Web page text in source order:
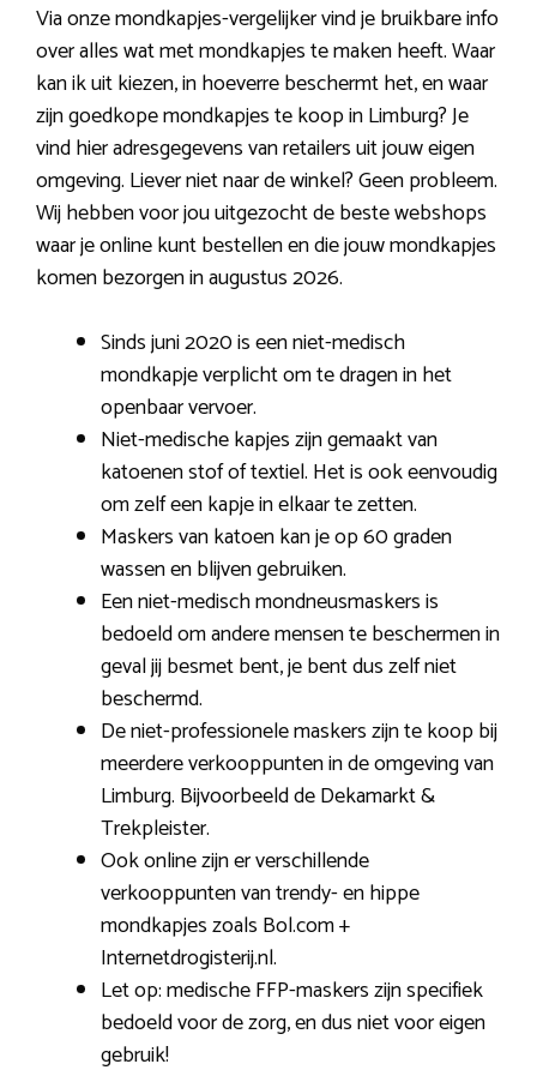
Via onze mondkapjes-vergelijker vind je bruikbare info
over alles wat met mondkapjes te maken heeft. Waar
kan ik uit kiezen, in hoeverre beschermt het, en waar
zijn goedkope mondkapjes te koop in Limburg? Je
vind hier adresgegevens van retailers uit jouw eigen
omgeving. Liever niet naar de winkel? Geen probleem.
Wij hebben voor jou uitgezocht de beste webshops
waar je online kunt bestellen en die jouw mondkapjes
komen bezorgen in augustus 2026.
Sinds juni 2020 is een niet-medisch
mondkapje verplicht om te dragen in het
openbaar vervoer.
Niet-medische kapjes zijn gemaakt van
katoenen stof of textiel. Het is ook eenvoudig
om zelf een kapje in elkaar te zetten.
Maskers van katoen kan je op 60 graden
wassen en blijven gebruiken.
Een niet-medisch mondneusmaskers is
bedoeld om andere mensen te beschermen in
geval jij besmet bent, je bent dus zelf niet
beschermd.
De niet-professionele maskers zijn te koop bij
meerdere verkooppunten in de omgeving van
Limburg. Bijvoorbeeld de Dekamarkt &
Trekpleister.
Ook online zijn er verschillende
verkooppunten van trendy- en hippe
mondkapjes zoals Bol.com +
Internetdrogisterij.nl.
Let op: medische FFP-maskers zijn specifiek
bedoeld voor de zorg, en dus niet voor eigen
gebruik!